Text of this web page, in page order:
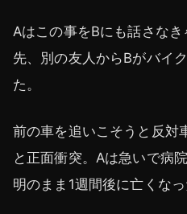
Aはこの事をBにも話さな
先、別の友人からBがバイ
た。
前の車を追いこそうと反対
と正面衝突。Aは急いで病
明のまま1週間後に亡くなっ